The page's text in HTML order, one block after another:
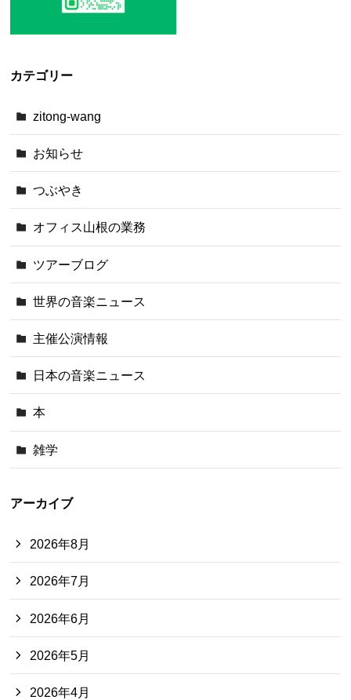
カテゴリー
zitong-wang
お知らせ
つぶやき
オフィス山根の業務
ツアーブログ
世界の音楽ニュース
主催公演情報
日本の音楽ニュース
本
雑学
アーカイブ
2026年8月
2026年7月
2026年6月
2026年5月
2026年4月